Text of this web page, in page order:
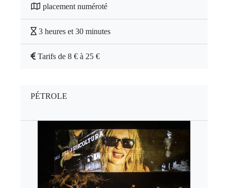
placement numéroté
3 heures et 30 minutes
Tarifs de 8 € à 25 €
PÉTROLE